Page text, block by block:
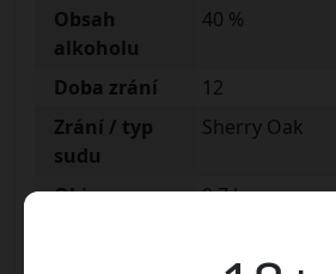
Obsah
alkoholu
40 %
Doba zrání
12
Zrání / typ
sudu
Sherry Oak
Objem
0,7 l